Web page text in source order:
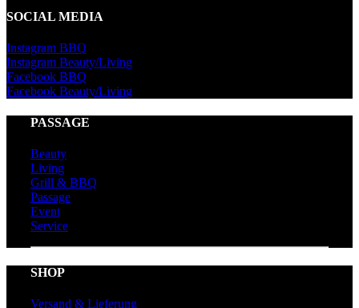
SOCIAL MEDIA
Instagram BBQ
Instagram Beauty/Living
Facebook BBQ
Facebook Beauty/Living
PASSAGE
Beauty
Living
Grill & BBQ
Passage
Event
Service
SHOP
Versand & Lieferung